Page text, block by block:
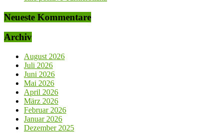
Neueste Kommentare
Archiv
August 2026
Juli 2026
Juni 2026
Mai 2026
April 2026
März 2026
Februar 2026
Januar 2026
Dezember 2025